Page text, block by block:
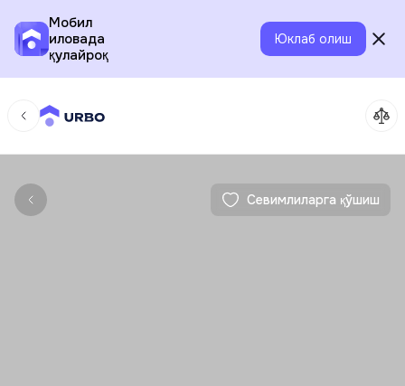
Мобил
иловада
қулайроқ
Юклаб олиш
Севимлиларга қўшиш